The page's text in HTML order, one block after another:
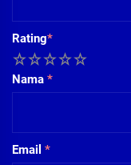
Rating*
5
4
3
2
Nama *
Email *